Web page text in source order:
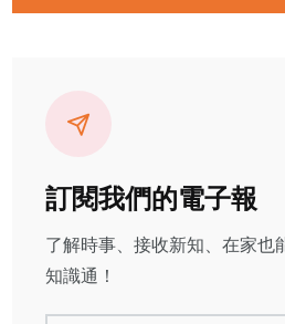
訂閱我們的電子報
了解時事、接收新知、在家也
知識通！